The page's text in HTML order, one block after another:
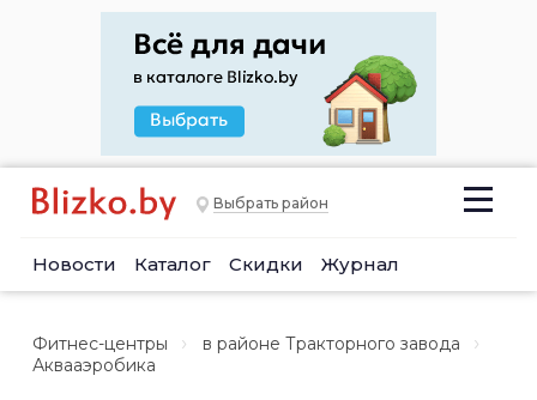
Выбрать район
Новости Каталог Скидки Журнал
Фитнес-центры
в районе Тракторного завода
Аквааэробика